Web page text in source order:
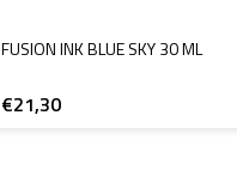
FUSION INK BLUE SKY 30 ML
€21,30